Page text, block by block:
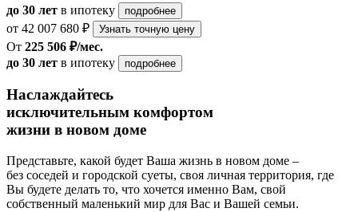
до 30 лет в ипотеку подробнее
от 42 007 680 ₽ Узнать точную цену
От 225 506 ₽/мес.
до 30 лет в ипотеку подробнее
Наслаждайтесь
исключительным комфортом
жизни в новом доме
Представьте, какой будет Ваша жизнь в новом доме –
без соседей и городской суеты, своя личная территория, где
Вы будете делать то, что хочется именно Вам, свой
собственный маленький мир для Вас и Вашей семьи.